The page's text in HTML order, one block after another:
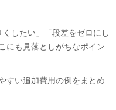
したい」「段差をゼロにし
にも見落としがちなポイン
すい追加費用の例をまとめ